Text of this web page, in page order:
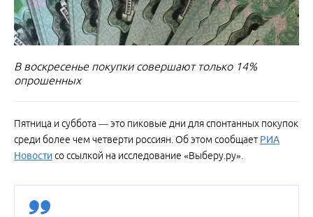
В воскресенье покупки совершают только 14%
опрошенных
Пятница и суббота — это пиковые дни для спонтанных покупок
среди более чем четверти россиян. Об этом сообщает РИА
Новостисо ссылкой на исследование «Выберу.ру».